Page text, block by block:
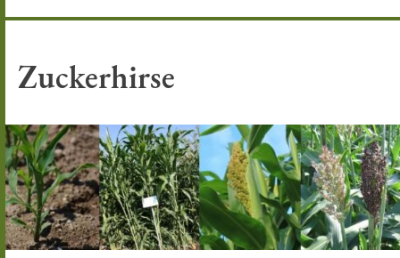
Zuckerhirse